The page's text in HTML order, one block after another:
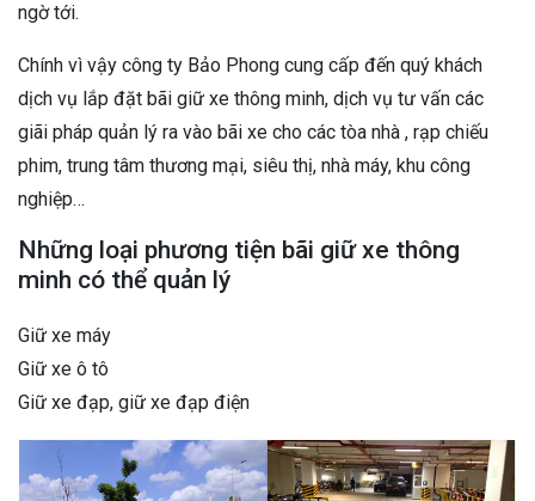
ngờ tới.
Chính vì vậy công ty Bảo Phong cung cấp đến quý khách
dịch vụ lắp đặt bãi giữ xe thông minh, dịch vụ tư vấn các
giãi pháp quản lý ra vào bãi xe cho các tòa nhà , rạp chiếu
phim, trung tâm thương mại, siêu thị, nhà máy, khu công
nghiệp…
Những loại phương tiện bãi giữ xe thông
minh có thể quản lý
Giữ xe máy
Giữ xe ô tô
Giữ xe đạp, giữ xe đạp điện